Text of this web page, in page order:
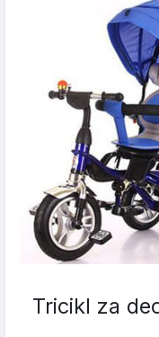
Tricikl za